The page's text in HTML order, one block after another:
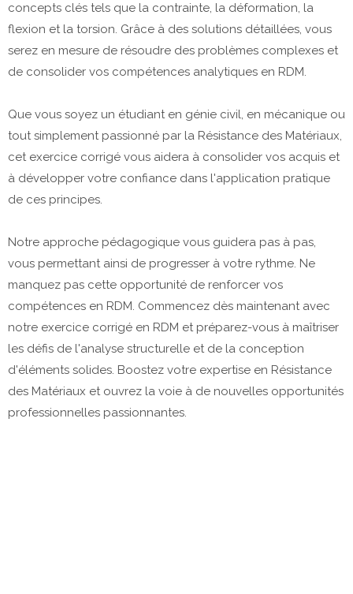
concepts clés tels que la contrainte, la déformation, la
flexion et la torsion. Grâce à des solutions détaillées, vous
serez en mesure de résoudre des problèmes complexes et
de consolider vos compétences analytiques en RDM.
Que vous soyez un étudiant en génie civil, en mécanique ou
tout simplement passionné par la Résistance des Matériaux,
cet exercice corrigé vous aidera à consolider vos acquis et
à développer votre confiance dans l'application pratique
de ces principes.
Notre approche pédagogique vous guidera pas à pas,
vous permettant ainsi de progresser à votre rythme. Ne
manquez pas cette opportunité de renforcer vos
compétences en RDM. Commencez dès maintenant avec
notre exercice corrigé en RDM et préparez-vous à maîtriser
les défis de l'analyse structurelle et de la conception
d'éléments solides. Boostez votre expertise en Résistance
des Matériaux et ouvrez la voie à de nouvelles opportunités
professionnelles passionnantes.